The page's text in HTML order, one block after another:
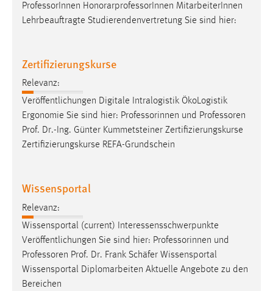
Professor Innen HonorarprofessorInnen MitarbeiterInnen
Lehrbeauftragte Studierendenvertretung Sie sind hier:
Zertifizierungskurse
Relevanz:
Veröffentlichungen Digitale Intralogistik ÖkoLogistik
Ergonomie Sie sind hier: Professorinnen und Professoren
Prof. Dr.-Ing. Günter Kummetsteiner Zertifizierungskurse
Zertifizierungskurse REFA-Grundschein
Wissensportal
Relevanz:
Wissensportal (current) Interessensschwerpunkte
Veröffentlichungen Sie sind hier: Professorinnen und
Professoren Prof. Dr. Frank Schäfer Wissensportal
Wissensportal Diplomarbeiten Aktuelle Angebote zu den
Bereichen